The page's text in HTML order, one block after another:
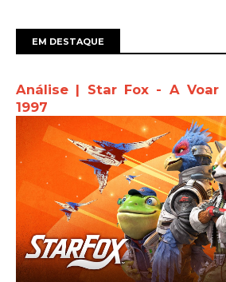
EM DESTAQUE
Análise | Star Fox - A Voar
1997